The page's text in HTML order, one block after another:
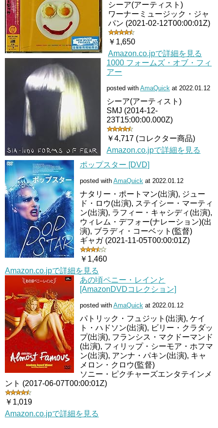
シーア(アーティスト)
ワーナーミュージック・ジャ
パン (2021-02-12T00:00:01Z)
￥1,650
Amazon.co.jpで詳細を見る
1000 フォームズ・オブ・フィ
アー
posted with AmaQuick at 2022.01.12
シーア(アーティスト)
SMJ (2014-12-
23T15:00:00.000Z)
￥4,717 (コレクター商品)
Amazon.co.jpで詳細を見る
ポップスター [DVD]
posted with AmaQuick at 2022.01.12
ナタリー・ポートマン(出演), ジュー
ド・ロウ(出演), ステイシー・マーティ
ン(出演), ラフィー・キャシディ(出演),
ウィレム・デフォー(ナレーション)(出
演), ブラディ・コーベット(監督)
ギャガ (2021-11-05T00:00:01Z)
￥1,460
Amazon.co.jpで詳細を見る
あの頃ペニー・レインと
[AmazonDVDコレクション]
posted with AmaQuick at 2022.01.12
パトリック・フュジット(出演), ケイ
ト・ハドソン(出演), ビリー・クラダッ
プ(出演), フランシス・マクドーマンド
(出演), フィリップ・シーモア・ホフマ
ン(出演), アンナ・パキン(出演), キャ
メロン・クロウ(監督)
ソニー・ピクチャーズエンタテインメ
ント (2017-06-07T00:00:01Z)
￥1,019
Amazon.co.jpで詳細を見る